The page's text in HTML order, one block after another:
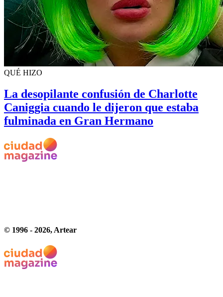
QUÉ HIZO
La desopilante confusión de Charlotte
Caniggia cuando le dijeron que estaba
fulminada en Gran Hermano
© 1996 - 2026, Artear